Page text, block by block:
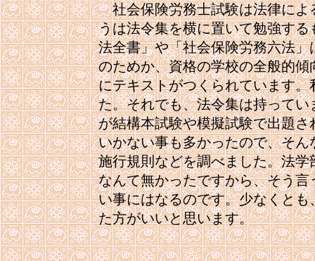
社会保険労務士試験は法律によ
うは法令集を横に置いて勉強す
法全書」や「社会保険労務六法
のためか、資格の学校の全般的
にテキストがつくられています
た。それでも、法令集は持って
が結構本試験や模擬試験で出題
いかない事も多かったので、そ
施行規則などを調べました。法
なんて無かったですから、そう
い事にはなるのです。少なくと
た方がいいと思います。